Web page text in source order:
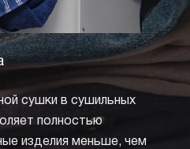
сушки в сушильных
полностью
изделия меньше, чем